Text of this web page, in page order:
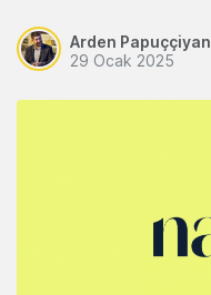
Arden Papuççiyan
29 Ocak 2025